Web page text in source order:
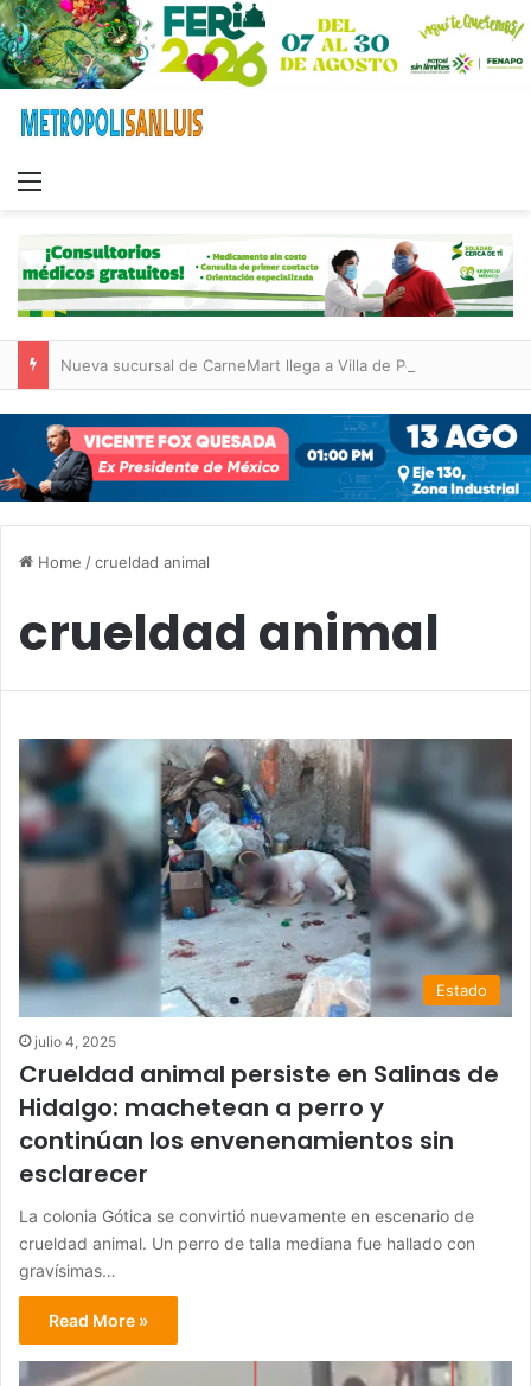
Home /crueldad animal
crueldad animal
Estado
julio 4, 2025
Crueldad animal persiste en Salinas de
Hidalgo: machetean a perro y
continúan los envenenamientos sin
esclarecer
La colonia Gótica se convirtió nuevamente en escenario de
crueldad animal. Un perro de talla mediana fue hallado con
gravísimas…
Read More »